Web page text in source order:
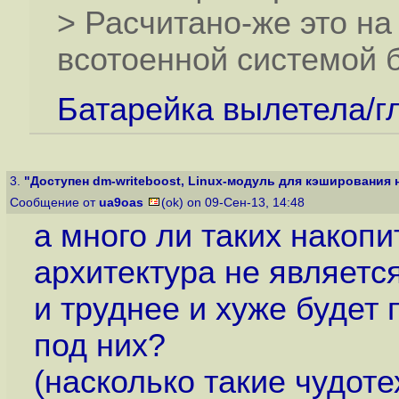
> Расчитано-же это
всотоенной системой
Батарейка вылетела/
3. "Доступен dm-writeboost, Linux-модуль для кэширования
Сообщение от ua9oas (ok) on 09-Сен-13, 14:48
а много ли таких
архитектура не
и труднее и хуже
под них?
(насколько такие